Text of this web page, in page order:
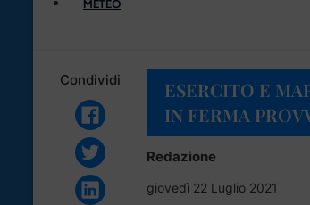
METEO
Condividi
ESERCITO E
IN FERMA
Redazione
giovedì 22 Luglio 2021